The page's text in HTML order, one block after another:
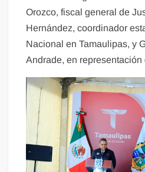
Orozco, fiscal general de
Hernández, coordinador
Nacional en Tamaulipas, y
Andrade, en representación